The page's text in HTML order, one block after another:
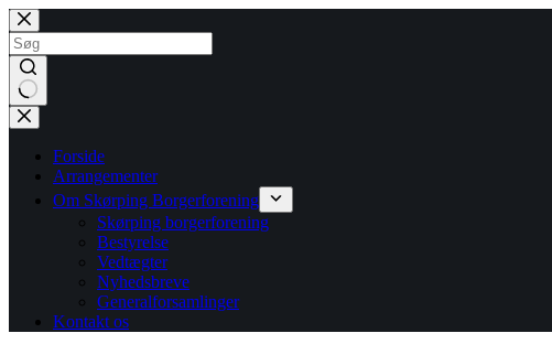
Fortsæt
til
indhold
Ingen
resultater
Forside
Arrangementer
Om Skørping Borgerforening
Skørping borgerforening
Bestyrelse
Vedtægter
Nyhedsbreve
Generalforsamlinger
Kontakt os